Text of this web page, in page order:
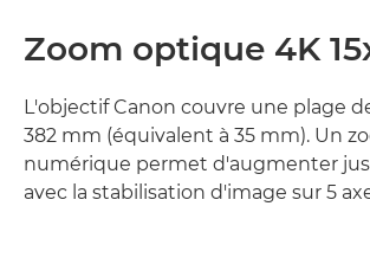
Zoom optique 4K
L'objectif Canon couvre une plage
382 mm (équivalent à 35 mm). Un
numérique permet d'augmenter
avec la stabilisation d'image sur 5